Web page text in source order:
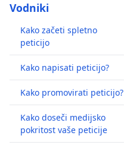
Vodniki
Kako začeti spletno
peticijo
Kako napisati peticijo?
Kako promovirati peticijo?
Kako doseči medijsko
pokritost vaše peticije